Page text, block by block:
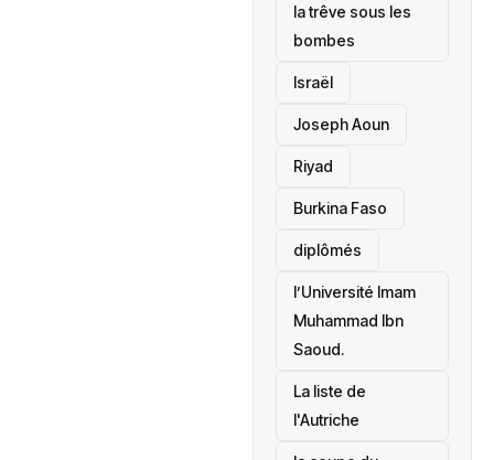
la trêve sous les
bombes
Israël
Joseph Aoun
Riyad
Burkina Faso
diplômés
l’Université Imam
Muhammad Ibn
Saoud.
‎La liste de
l'Autriche